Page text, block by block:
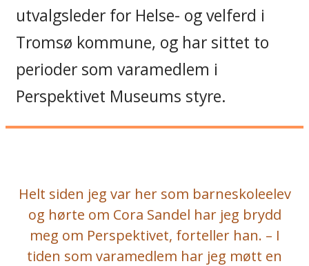
utvalgsleder for Helse- og velferd i
Tromsø kommune, og har sittet to
perioder som varamedlem i
Perspektivet Museums styre.
Helt siden jeg var her som barneskoleelev
og hørte om Cora Sandel har jeg brydd
meg om Perspektivet, forteller han. – I
tiden som varamedlem har jeg møtt en